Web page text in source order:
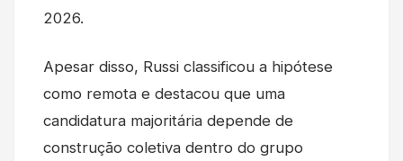
2026.
Apesar disso, Russi classificou a hipótese
como remota e destacou que uma
candidatura majoritária depende de
construção coletiva dentro do grupo